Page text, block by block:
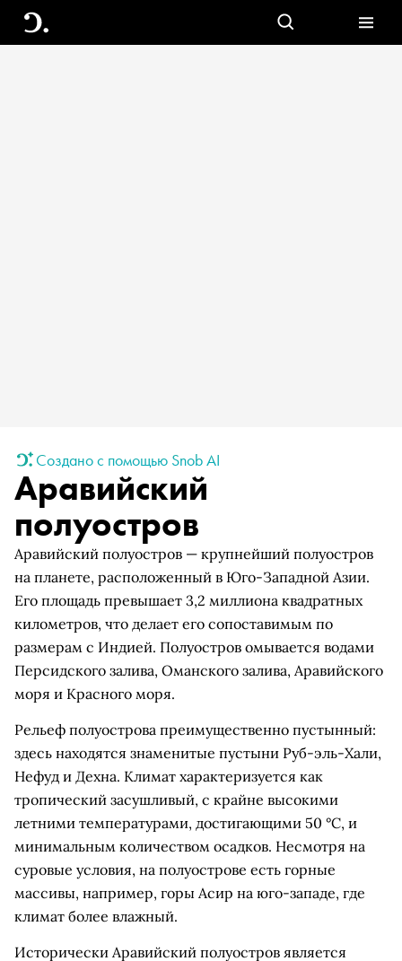
Создано с помощью Snob AI
Аравийский
полуостров
Аравийский полуостров — крупнейший полуостров
на планете, расположенный в Юго-Западной Азии.
Его площадь превышает 3,2 миллиона квадратных
километров, что делает его сопоставимым по
размерам с Индией. Полуостров омывается водами
Персидского залива, Оманского залива, Аравийского
моря и Красного моря.
Рельеф полуострова преимущественно пустынный:
здесь находятся знаменитые пустыни Руб-эль-Хали,
Нефуд и Дехна. Климат характеризуется как
тропический засушливый, с крайне высокими
летними температурами, достигающими 50 °C, и
минимальным количеством осадков. Несмотря на
суровые условия, на полуострове есть горные
массивы, например, горы Асир на юго-западе, где
климат более влажный.
Исторически Аравийский полуостров является